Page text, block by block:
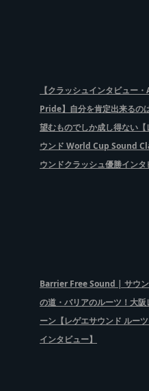
【クラッシュインタビュー
Pride】自分を肯定出来るの
望むものでしか成し得ない【
ウンド World Cup Sound
ウンドクラッシュ優勝インタ
Barrier Free Sound | サウ
の道・バリアのルーツ！大阪
ーン【レゲエサウンド ルー
インタビュー】